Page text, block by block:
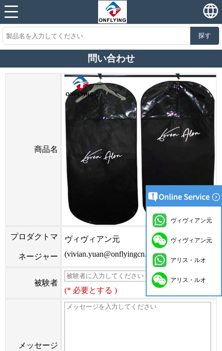
探す
問い合わせ
商品名
プロダクトマ
ネージャー
ヴィヴィアン元
(vivian.yuan@onflyingcn.com)
被験者
(* 必要とする )
メッセージ
ヴィヴィアン元
ヴィヴィアン元
アリス・ルオ
アリス・ルオ